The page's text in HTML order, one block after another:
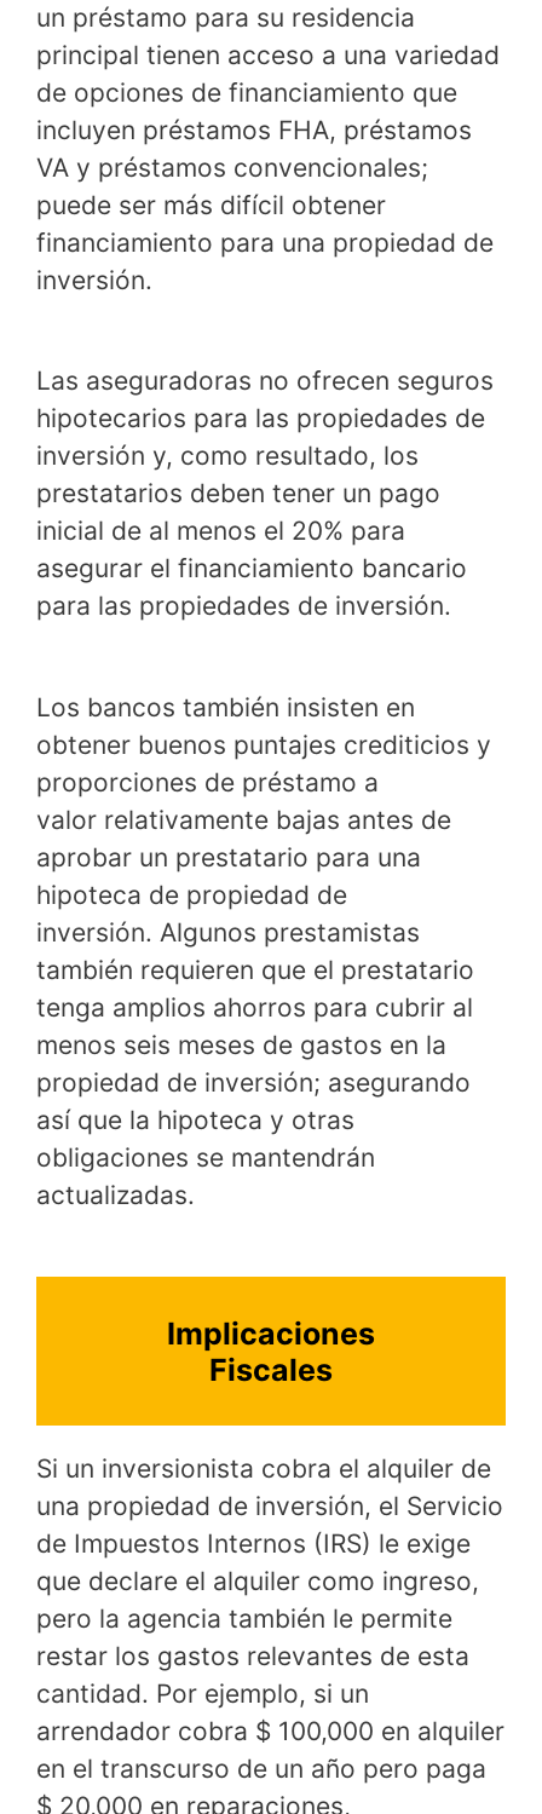
un préstamo para su residencia
principal tienen acceso a una variedad
de opciones de financiamiento que
incluyen préstamos FHA, préstamos
VA y préstamos convencionales;
puede ser más difícil obtener
financiamiento para una propiedad de
inversión.
Las aseguradoras no ofrecen seguros
hipotecarios para las propiedades de
inversión y, como resultado, los
prestatarios deben tener un pago
inicial de al menos el 20% para
asegurar el financiamiento bancario
para las propiedades de inversión.
Los bancos también insisten en
obtener buenos puntajes crediticios y
proporciones de préstamo a
valor relativamente bajas antes de
aprobar un prestatario para una
hipoteca de propiedad de
inversión. Algunos prestamistas
también requieren que el prestatario
tenga amplios ahorros para cubrir al
menos seis meses de gastos en la
propiedad de inversión; asegurando
así que la hipoteca y otras
obligaciones se mantendrán
actualizadas.
Implicaciones
Fiscales
Si un inversionista cobra el alquiler de
una propiedad de inversión, el Servicio
de Impuestos Internos (IRS) le exige
que declare el alquiler como ingreso,
pero la agencia también le permite
restar los gastos relevantes de esta
cantidad. Por ejemplo, si un
arrendador cobra $ 100,000 en alquiler
en el transcurso de un año pero paga
$ 20,000 en reparaciones,